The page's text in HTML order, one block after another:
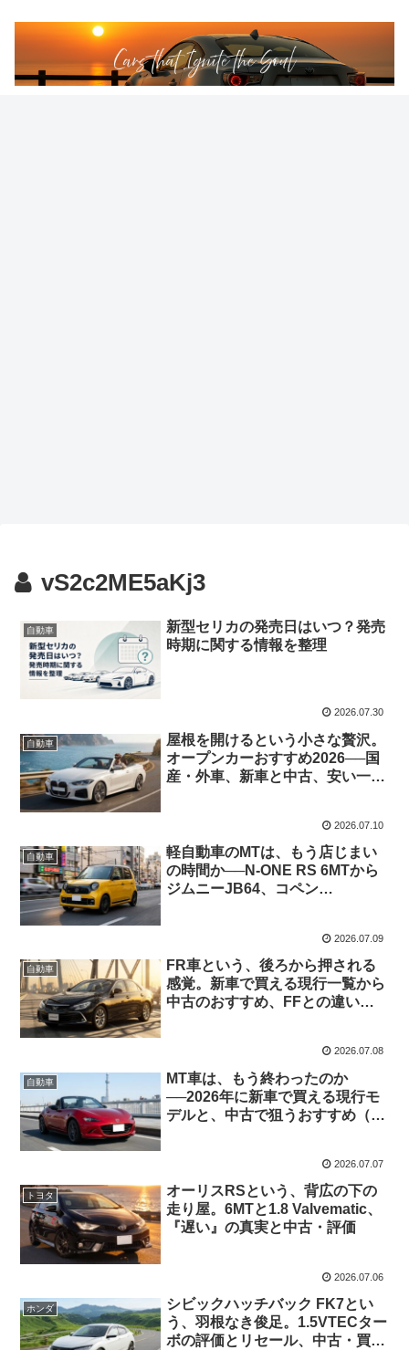
vS2c2ME5aKj3
自動車
新型セリカの発売日はいつ？発売
時期に関する情報を整理
2026.07.30
自動車
屋根を開けるという小さな贅沢。
オープンカーおすすめ2026──国
産・外車、新車と中古、安い一台
2026.07.10
自動車
軽自動車のMTは、もう店じまい
の時間か──N-ONE RS 6MTから
ジムニーJB64、コペン
2026.07.09
自動車
FR車という、後ろから押される
感覚。新車で買える現行一覧から
中古のおすすめ、FFとの違い・
2026.07.08
自動車
MT車は、もう終わったのか
──2026年に新車で買える現行モ
デルと、中古で狙うおすすめ（国
2026.07.07
トヨタ
オーリスRSという、背広の下の
走り屋。6MTと1.8 Valvematic、
『遅い』の真実と中古・評価
2026.07.06
ホンダ
シビックハッチバック FK7とい
う、羽根なき俊足。1.5VTECター
ボの評価とリセール、中古・買取